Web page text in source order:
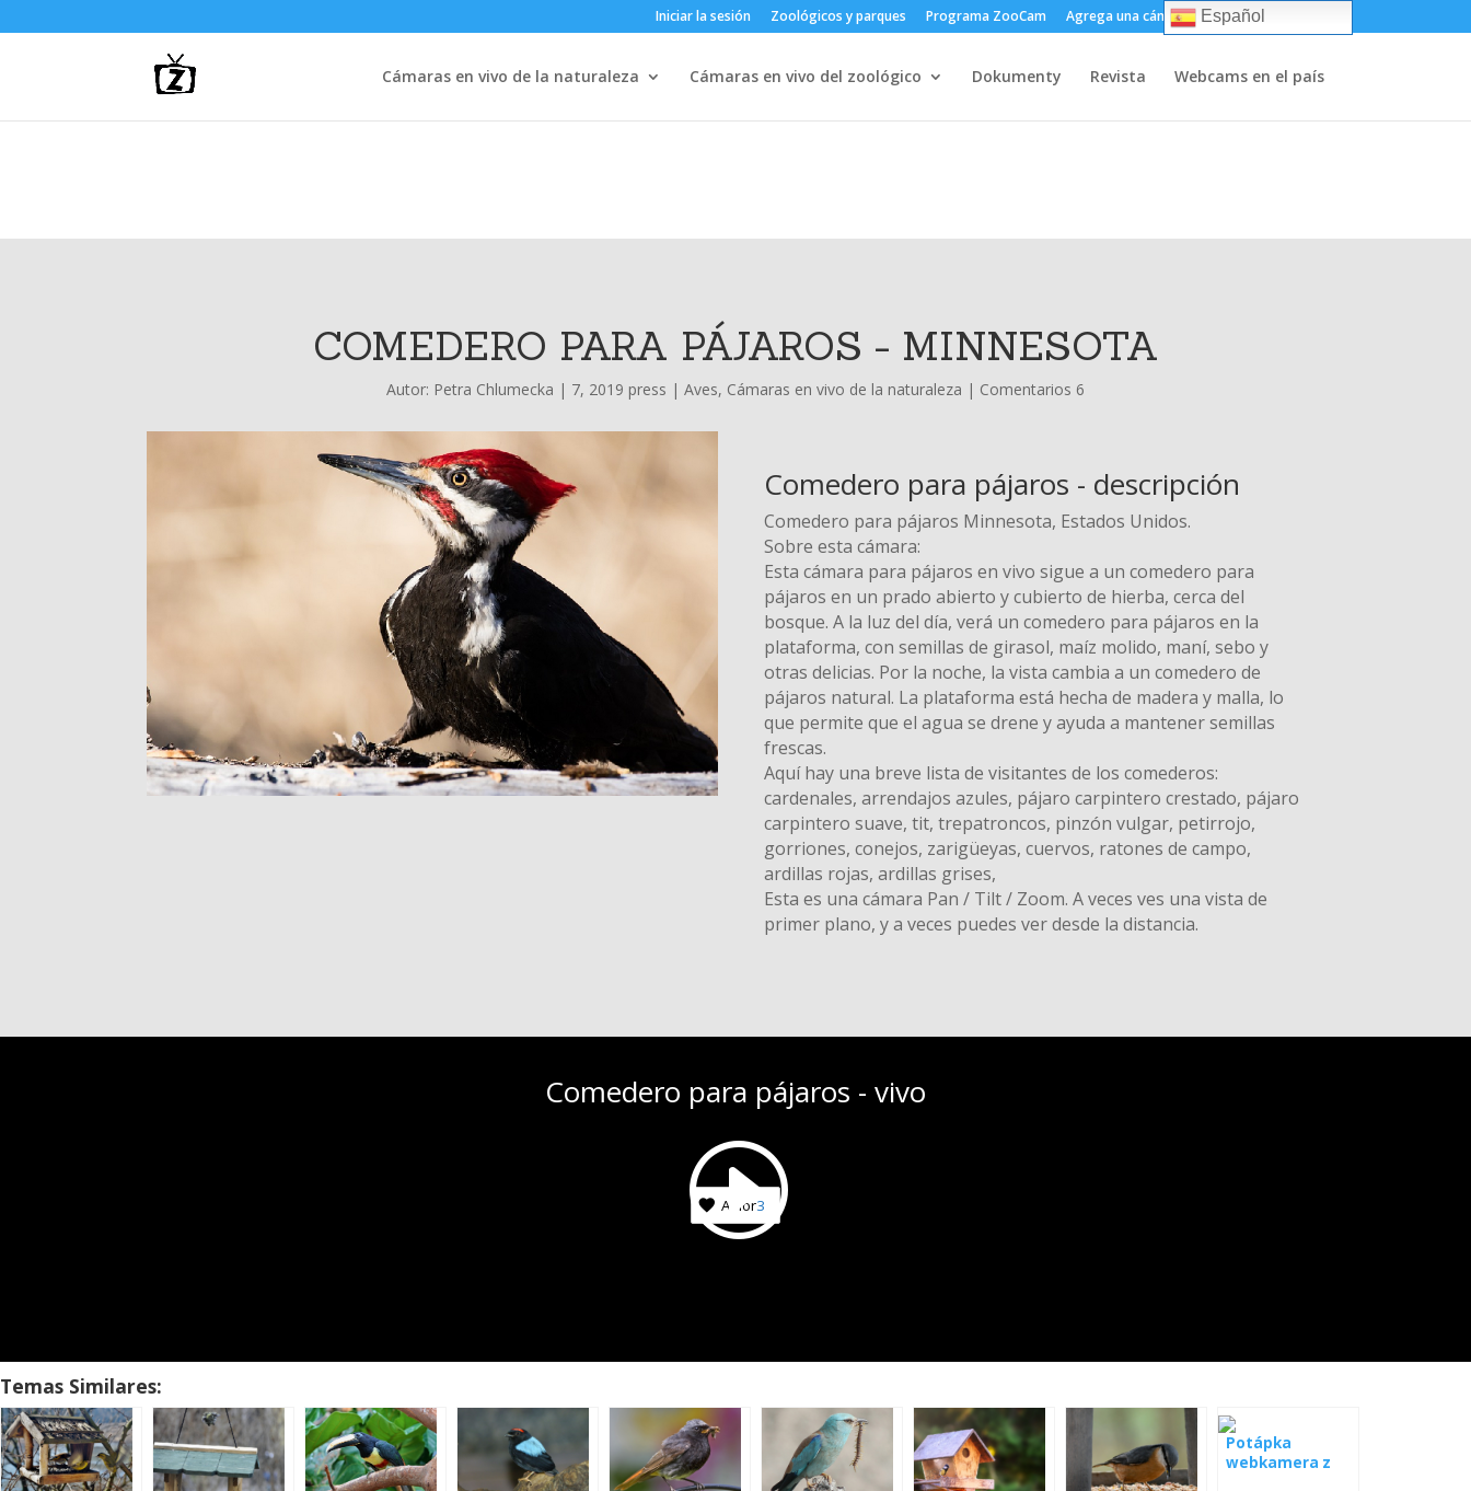
Iniciar la sesión Zoológicos y parques Programa ZooCam Agrega una cámara Sobre
Cámaras en vivo de la naturaleza Cámaras en vivo del zoológico Dokumenty Revista Webcams en el país
COMEDERO PARA PÁJAROS - MINNESOTA
Autor: Petra Chlumecka | 7, 2019 press | Aves, Cámaras en vivo de la naturaleza | Comentarios 6
Comedero para pájaros - descripción
Comedero para pájaros Minnesota, Estados Unidos.
Sobre esta cámara:
Esta cámara para pájaros en vivo sigue a un comedero para
pájaros en un prado abierto y cubierto de hierba, cerca del
bosque. A la luz del día, verá un comedero para pájaros en la
plataforma, con semillas de girasol, maíz molido, maní, sebo y
otras delicias. Por la noche, la vista cambia a un comedero de
pájaros natural. La plataforma está hecha de madera y malla, lo
que permite que el agua se drene y ayuda a mantener semillas
frescas.
Aquí hay una breve lista de visitantes de los comederos:
cardenales, arrendajos azules, pájaro carpintero crestado, pájaro
carpintero suave, tit, trepatroncos, pinzón vulgar, petirrojo,
gorriones, conejos, zarigüeyas, cuervos, ratones de campo,
ardillas rojas, ardillas grises,
Esta es una cámara Pan / Tilt / Zoom. A veces ves una vista de
primer plano, y a veces puedes ver desde la distancia.
Comedero para pájaros - vivo
Amor3
Temas Similares:
Potápka
webkamera z
Español